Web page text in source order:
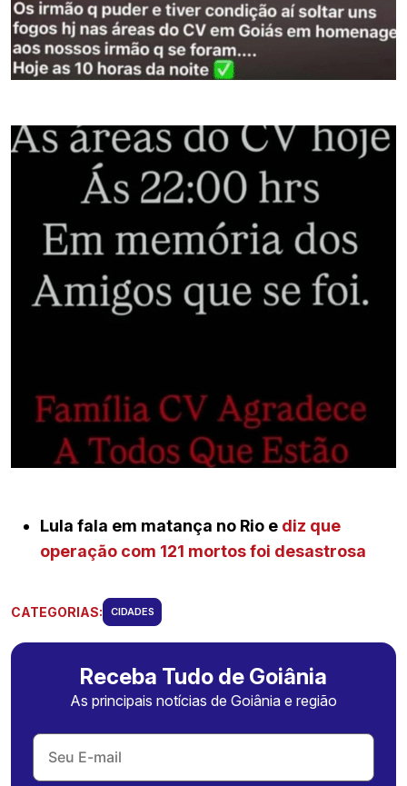
Lula fala em matança no Rio e diz que
operação com 121 mortos foi desastrosa
CATEGORIAS: CIDADES
Receba Tudo de Goiânia
As principais notícias de Goiânia e região